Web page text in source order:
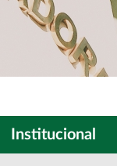
Institucional